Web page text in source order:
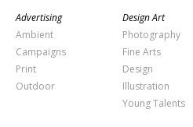
Advertising
Ambient
Campaigns
Print
Outdoor
Design Art
Photography
Fine Arts
Design
Illustration
Young Talents